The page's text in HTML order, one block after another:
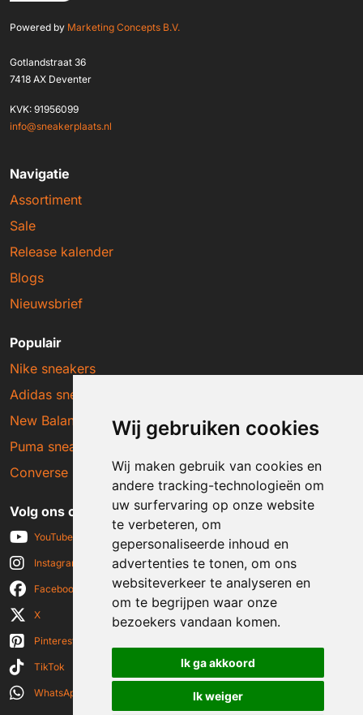
Wij gebruiken cookies
Wij maken gebruik van cookies en
andere tracking-technologieën om
uw surfervaring op onze website
te verbeteren, om
gepersonaliseerde inhoud en
advertenties te tonen, om ons
websiteverkeer te analyseren en
om te begrijpen waar onze
bezoekers vandaan komen.
Ik ga akkoord
Ik weiger
Powered by Marketing Concepts B.V.
Gotlandstraat 36
7418 AX Deventer
KVK: 91956099
info@sneakerplaats.nl
Navigatie
Assortiment
Sale
Release kalender
Blogs
Nieuwsbrief
Populair
Nike sneakers
Adidas sneakers
New Balance sneakers
Puma sneakers
Converse sneakers
Volg ons op social media
YouTube
Instagram
Facebook
X
Pinterest
TikTok
WhatsApp